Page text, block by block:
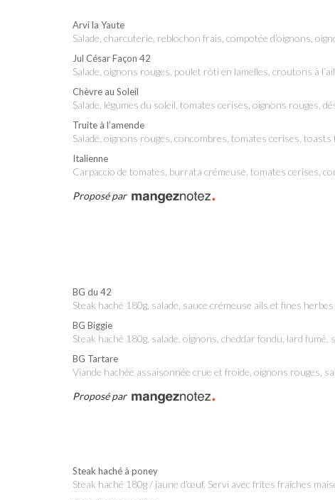
Arvi la Yaute
Salade, charcuterie, reblochon frais, compotée d’oignons,
Jul César Façon 42
Salade, oignons rouges, poulet rôti en lamelles, croutons à
Chèvre au Soleil
Salade, légumes du soleil, tomates cerises, oignons rouges,
Truite à l’amende
Salade, oignons rouges, concombres, tomates cerises,
Italienne
Carpaccio de tomates, burrata crémeuse, tomates cerises,
Proposé par
BG du 42
Steak haché 180g, salade, sauce crémeuse ails et fines herbes
BG Biggie
Steak haché 180g, salade, oignons, cheddar fondu, lard fumé,
BG Tartare
Viande hachée assaisonnée crue et froide, oignons rouges,
Proposé par
Steak haché à poney
steak haché 180g / jaune d’œuf. Servi avec frites fraîches